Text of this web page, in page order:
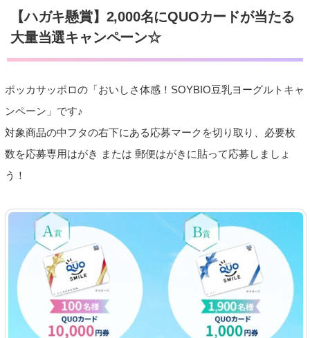
【ハガキ懸賞】2,000名にQUOカードが当たる
大量当選キャンペーン☆
ポッカサッポロの「おいしさ体感！SOYBIO豆乳ヨーグルトキャ
ンペーン」です♪
対象商品の中フタの右下にある応募マークを切り取り、必要枚
数を応募専用はがき または 郵便はがきに貼って応募しましょ
う！